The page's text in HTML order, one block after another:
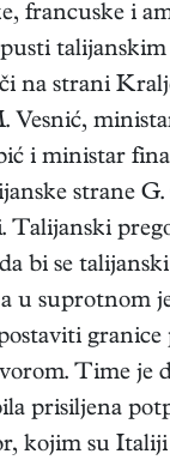
francuske i
na strani
Vesnić,
i ministar
strane
Talijanski
bi se
u suprotnom
Time je
prisiljena
kojim su